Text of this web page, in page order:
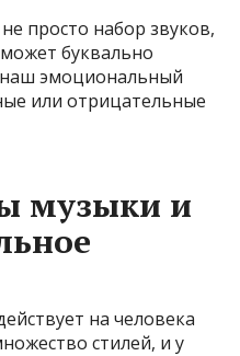
просто набор звуков,
буквально
эмоциональный
или отрицательные
музыки и
на человека
стилей, и у